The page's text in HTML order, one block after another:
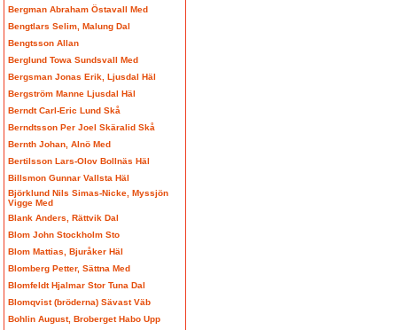
Bergman Abraham Östavall Med
Bengtlars Selim, Malung Dal
Bengtsson Allan
Berglund Towa Sundsvall Med
Bergsman Jonas Erik, Ljusdal Häl
Bergström Manne Ljusdal Häl
Berndt Carl-Eric Lund Skå
Berndtsson Per Joel Skäralid Skå
Bernth Johan, Alnö Med
Bertilsson Lars-Olov Bollnäs Häl
Billsmon Gunnar Vallsta Häl
Björklund Nils Simas-Nicke, Myssjön
Vigge Med
Blank Anders, Rättvik Dal
Blom John Stockholm Sto
Blom Mattias, Bjuråker Häl
Blomberg Petter, Sättna Med
Blomfeldt Hjalmar Stor Tuna Dal
Blomqvist (bröderna) Sävast Väb
Bohlin August, Broberget Habo Upp